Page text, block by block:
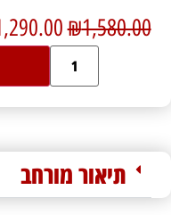
₪1,580.00
תיאור מורחב